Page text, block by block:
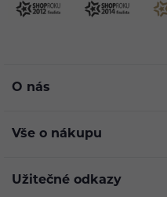
O nás
Vše o nákupu
Užitečné odkazy